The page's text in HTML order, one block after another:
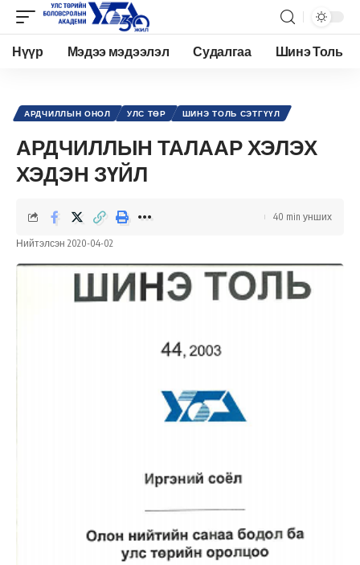
Нүүр Мэдээ мэдээлэл Судалгаа Шинэ Толь
АРДЧИЛЛЫН ОНОЛ УЛС ТӨР ШИНЭ ТОЛЬ СЭТГҮҮЛ
АРДЧИЛЛЫН ТАЛААР ХЭЛЭХ
ХЭДЭН ЗҮЙЛ
Нийтэлсэн 2020-04-02
40 min унших